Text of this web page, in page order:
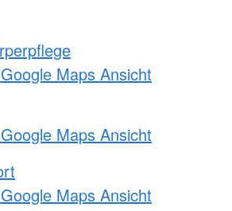
Maps Ansicht
Maps Ansicht
Maps Ansicht